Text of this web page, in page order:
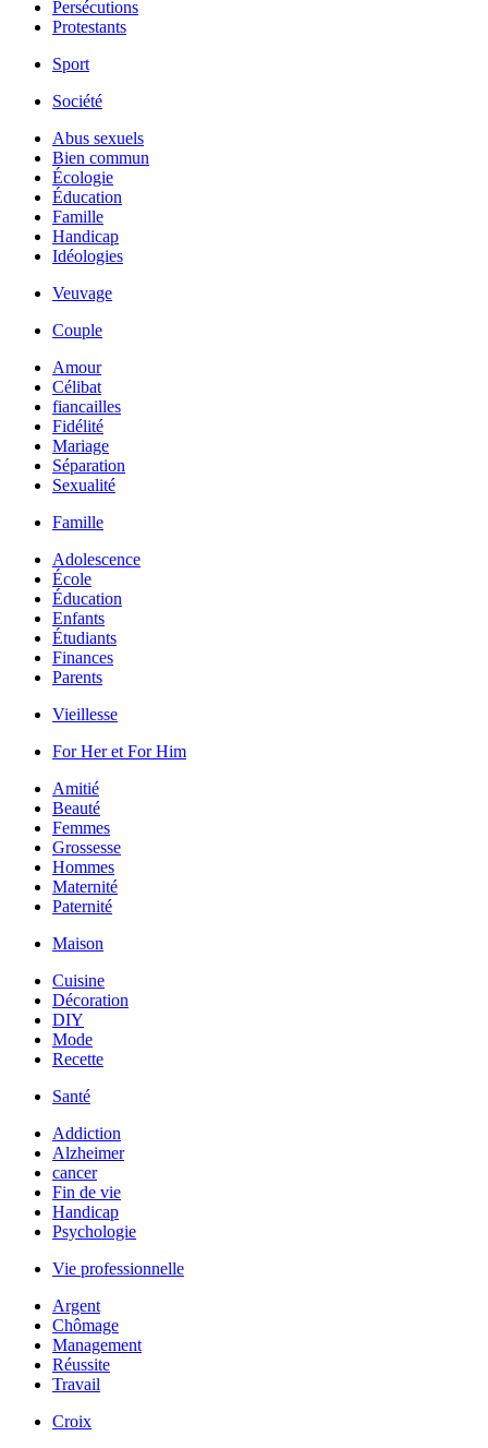
Persécutions
Protestants
Sport
Société
Abus sexuels
Bien commun
Écologie
Éducation
Famille
Handicap
Idéologies
Veuvage
Couple
Amour
Célibat
fiancailles
Fidélité
Mariage
Séparation
Sexualité
Famille
Adolescence
École
Éducation
Enfants
Étudiants
Finances
Parents
Vieillesse
For Her et For Him
Amitié
Beauté
Femmes
Grossesse
Hommes
Maternité
Paternité
Maison
Cuisine
Décoration
DIY
Mode
Recette
Santé
Addiction
Alzheimer
cancer
Fin de vie
Handicap
Psychologie
Vie professionnelle
Argent
Chômage
Management
Réussite
Travail
Croix